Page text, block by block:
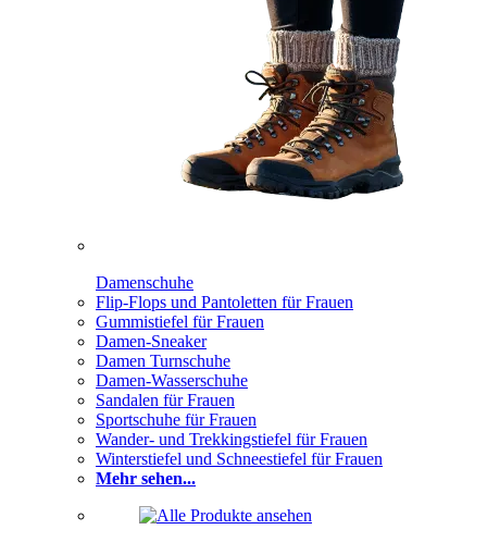
Damenschuhe
Flip-Flops und Pantoletten für Frauen
Gummistiefel für Frauen
Damen-Sneaker
Damen Turnschuhe
Damen-Wasserschuhe
Sandalen für Frauen
Sportschuhe für Frauen
Wander- und Trekkingstiefel für Frauen
Winterstiefel und Schneestiefel für Frauen
Mehr sehen...